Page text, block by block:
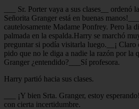
___ Sr. Porter vaya a sus clases__ ordenó
Señorita Granger está en buenas
cautelosamente Madame Ponfrey. Pero la
palmada en la espalda.Harry se marchó
preguntar si podía visitarla luego.__¡ Claro
pido que no le diga a nadie la razón por la
Granger ¿entendido?___Sí profesora.
Harry partió hacia sus clases.
___ ¡Y bien Srta. Granger, estoy
con cierta incertidumbre.